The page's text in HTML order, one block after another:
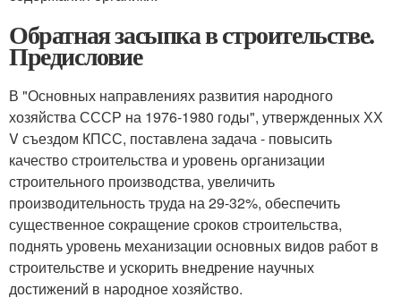
Обратная засыпка в строительстве.
Предисловие
В "Основных направлениях развития народного
хозяйства СССР на 1976-1980 годы", утвержденных ХХ
V съездом КПСС, поставлена задача - повысить
качество строительства и уровень организации
строительного производства, увеличить
производительность труда на 29-32%, обеспечить
существенное сокращение сроков строительства,
поднять уровень механизации основных видов работ в
строительстве и ускорить внедрение научных
достижений в народное хозяйство.